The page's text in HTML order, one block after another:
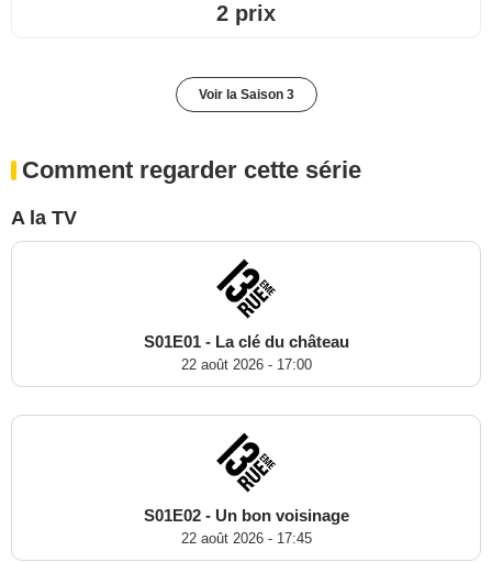
2 prix
Voir la Saison 3
Comment regarder cette série
A la TV
S01E01 - La clé du château
22 août 2026 - 17:00
S01E02 - Un bon voisinage
22 août 2026 - 17:45